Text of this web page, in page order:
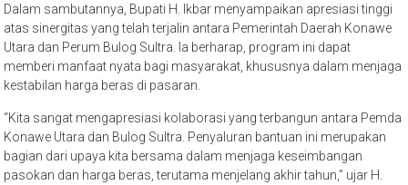
Dalam sambutannya, Bupati H. Ikbar menyampaikan apresiasi tinggi
atas sinergitas yang telah terjalin antara Pemerintah Daerah Konawe
Utara dan Perum Bulog Sultra. Ia berharap, program ini dapat
memberi manfaat nyata bagi masyarakat, khususnya dalam menjaga
kestabilan harga beras di pasaran.
“Kita sangat mengapresiasi kolaborasi yang terbangun antara Pemda
Konawe Utara dan Bulog Sultra. Penyaluran bantuan ini merupakan
bagian dari upaya kita bersama dalam menjaga keseimbangan
pasokan dan harga beras, terutama menjelang akhir tahun,” ujar H.